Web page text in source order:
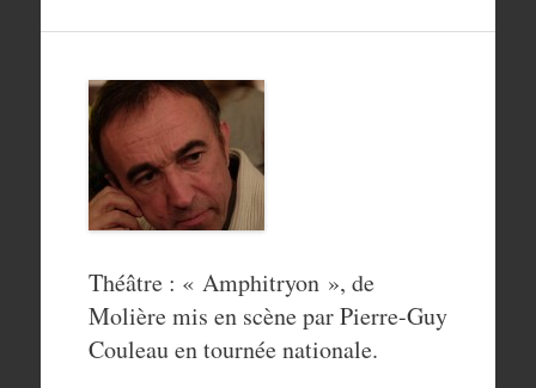
Théâtre : « Amphitryon », de
Molière mis en scène par Pierre-Guy
Couleau en tournée nationale.